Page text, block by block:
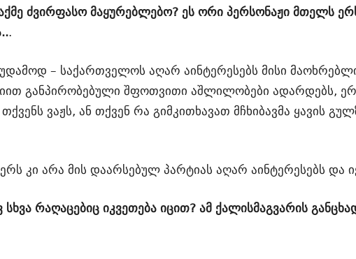
ძვირფასო მაყურებლებო? ეს ორი პერსონაჟი მთელს
.
– საქართველოს აღარ აინტერესებს მისი
განპირობებული შფოთვითი აშლილობები ადარდებს,
ვაჟს, ან თქვენ რა გიმკითხავათ მჩხიბავმა ყავის
კი არა მის დაარსებულ პარტიას აღარ აინტერესებს და
სხვა რაღაცებიც იკვეთება იცით? ამ ქალისმაგვარის